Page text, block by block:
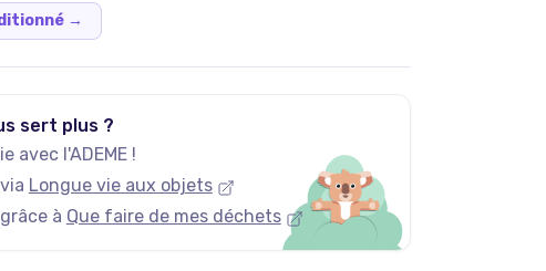
→
sert plus ?
avec l'ADEME !
Longue vie aux objets
à Que faire de mes déchets